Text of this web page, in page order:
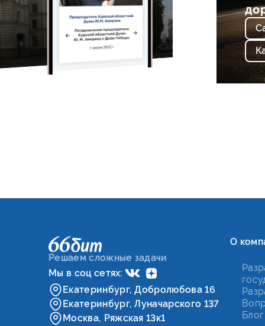
Решаем сложные задачи
Мы в соц сетях:
Екатеринбург, Добролюбова 16
Екатеринбург, Луначарского 137
Москва, Ряжская 13к1
О
Блог